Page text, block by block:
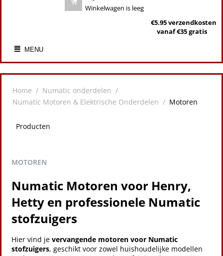
Winkelwagen is leeg
€5.95 verzendkosten
vanaf €35 gratis
MENU
Home / Numatic onderdelen /
Numatic Motoren & Elektrische Onderdelen / Motoren
Producten
MOTOREN
Numatic Motoren voor Henry,
Hetty en professionele Numatic
stofzuigers
Hier vind je vervangende motoren voor Numatic
stofzuigers, geschikt voor zowel huishoudelijke modellen